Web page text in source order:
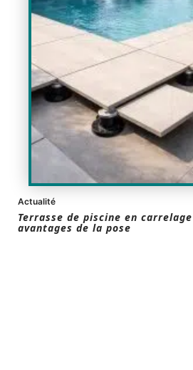
Actualité
Terrasse de piscine en
avantages de la pose